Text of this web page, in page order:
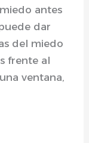
antes
dar
del miedo
frente al
ventana,